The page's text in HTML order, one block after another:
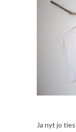
Ja nyt jo